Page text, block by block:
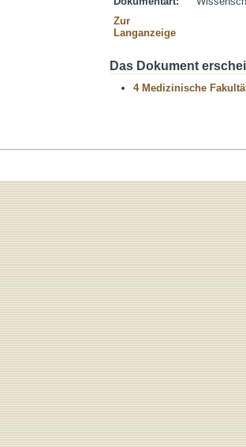
Zur
Langanzeige
Das Dokument
4 Medizinische